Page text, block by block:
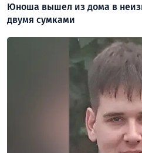
Юноша вышел из дома в
двумя сумками